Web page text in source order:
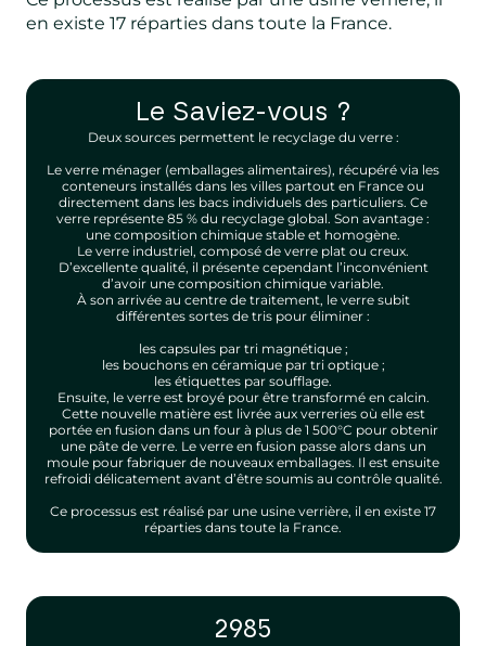
en existe 17 réparties dans toute la France.
Le Saviez-vous ?
Deux sources permettent le recyclage du verre :
Le verre ménager (emballages alimentaires), récupéré via les
conteneurs installés dans les villes partout en France ou
directement dans les bacs individuels des particuliers. Ce
verre représente 85 % du recyclage global. Son avantage :
une composition chimique stable et homogène.
Le verre industriel, composé de verre plat ou creux.
D’excellente qualité, il présente cependant l’inconvénient
d’avoir une composition chimique variable.
À son arrivée au centre de traitement, le verre subit
différentes sortes de tris pour éliminer :
les capsules par tri magnétique ;
les bouchons en céramique par tri optique ;
les étiquettes par soufflage.
Ensuite, le verre est broyé pour être transformé en calcin.
Cette nouvelle matière est livrée aux verreries où elle est
portée en fusion dans un four à plus de 1 500°C pour obtenir
une pâte de verre. Le verre en fusion passe alors dans un
moule pour fabriquer de nouveaux emballages. Il est ensuite
refroidi délicatement avant d’être soumis au contrôle qualité.
Ce processus est réalisé par une usine verrière, il en existe 17
réparties dans toute la France.
2985